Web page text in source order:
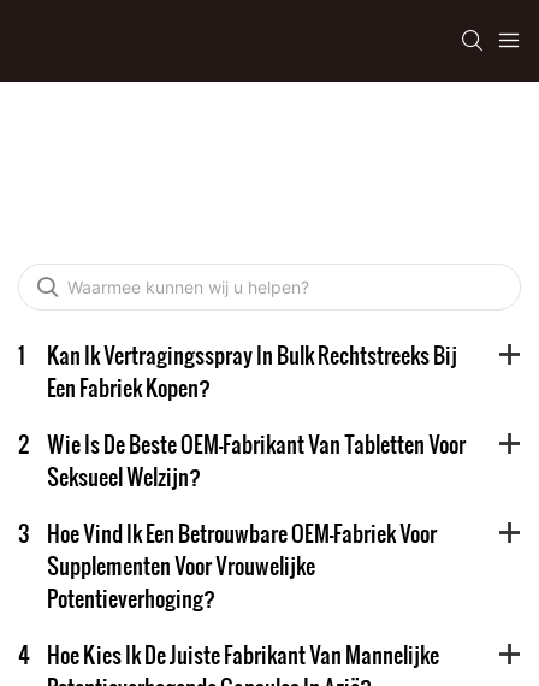
1
Kan Ik Vertragingsspray In Bulk Rechtstreeks Bij
Een Fabriek Kopen?
2 Wie Is De Beste OEM-Fabrikant Van Tabletten Voor
Seksueel Welzijn?
3 Hoe Vind Ik Een Betrouwbare OEM-Fabriek Voor
Supplementen Voor Vrouwelijke
Potentieverhoging?
4 Hoe Kies Ik De Juiste Fabrikant Van Mannelijke